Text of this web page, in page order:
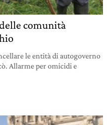
comunità
le entità di autogoverno
Allarme per omicidi e